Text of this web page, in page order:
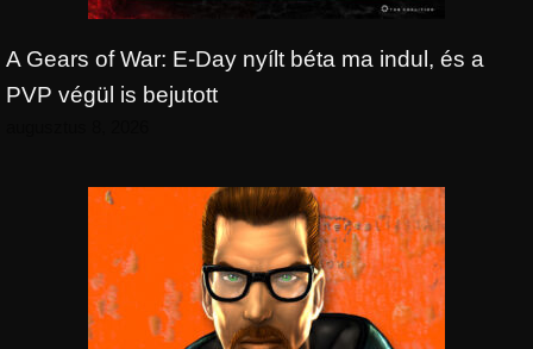
A Gears of War: E-Day nyílt béta ma indul, és a
PVP végül is bejutott